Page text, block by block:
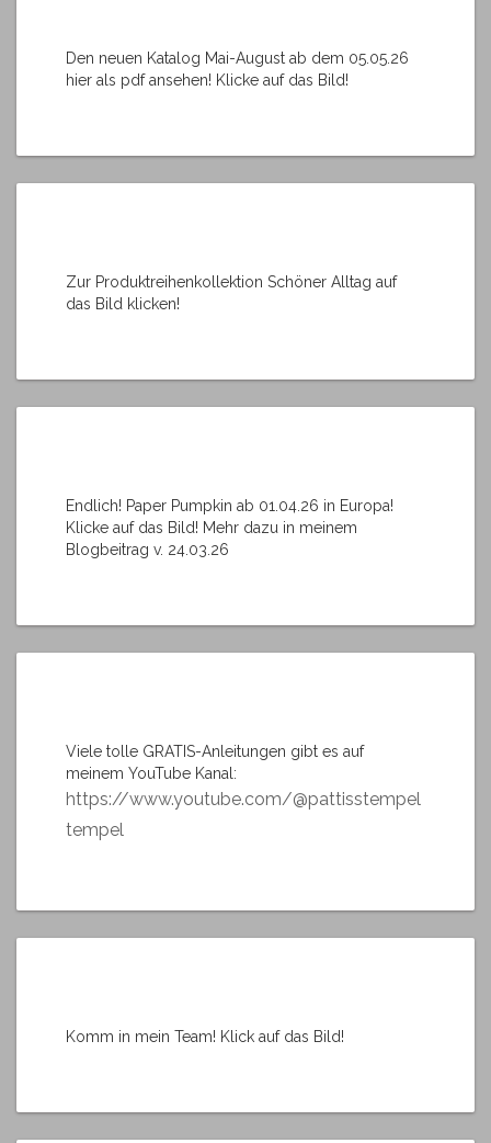
Den neuen Katalog Mai-August ab dem 05.05.26
hier als pdf ansehen! Klicke auf das Bild!
Zur Produktreihenkollektion Schöner Alltag auf
das Bild klicken!
Endlich! Paper Pumpkin ab 01.04.26 in Europa!
Klicke auf das Bild! Mehr dazu in meinem
Blogbeitrag v. 24.03.26
Viele tolle GRATIS-Anleitungen gibt es auf
meinem YouTube Kanal:
https://www.youtube.com/@pattisstempel
tempel
Komm in mein Team! Klick auf das Bild!